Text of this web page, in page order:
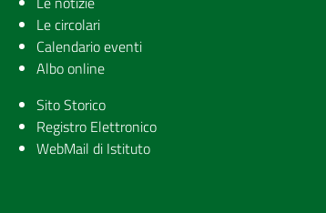
Le circolari
Calendario eventi
Albo online
Sito Storico
Registro Elettronico
WebMail di Istituto